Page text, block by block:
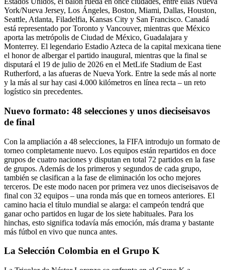
York/Nueva Jersey, Los Ángeles, Boston, Miami, Dallas, Houston,
Seattle, Atlanta, Filadelfia, Kansas City y San Francisco. Canadá
está representado por Toronto y Vancouver, mientras que México
aporta las metrópolis de Ciudad de México, Guadalajara y
Monterrey. El legendario Estadio Azteca de la capital mexicana tiene
el honor de albergar el partido inaugural, mientras que la final se
disputará el 19 de julio de 2026 en el MetLife Stadium de East
Rutherford, a las afueras de Nueva York. Entre la sede más al norte
y la más al sur hay casi 4.000 kilómetros en línea recta – un reto
logístico sin precedentes.
Nuevo formato: 48 selecciones y unos dieciseisavos
de final
Con la ampliación a 48 selecciones, la FIFA introdujo un formato de
torneo completamente nuevo. Los equipos están repartidos en doce
grupos de cuatro naciones y disputan en total 72 partidos en la fase
de grupos. Además de los primeros y segundos de cada grupo,
también se clasifican a la fase de eliminación los ocho mejores
terceros. De este modo nacen por primera vez unos dieciseisavos de
final con 32 equipos – una ronda más que en torneos anteriores. El
camino hacia el título mundial se alarga: el campeón tendrá que
ganar ocho partidos en lugar de los siete habituales. Para los
hinchas, esto significa todavía más emoción, más drama y bastante
más fútbol en vivo que nunca antes.
La Selección Colombia en el Grupo K